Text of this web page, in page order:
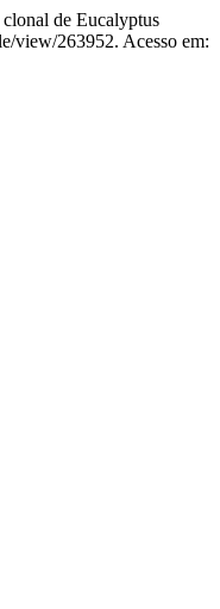
de Eucalyptus
view/263952. Acesso em: